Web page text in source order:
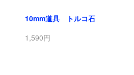
10mm道具 トルコ石
1,590円